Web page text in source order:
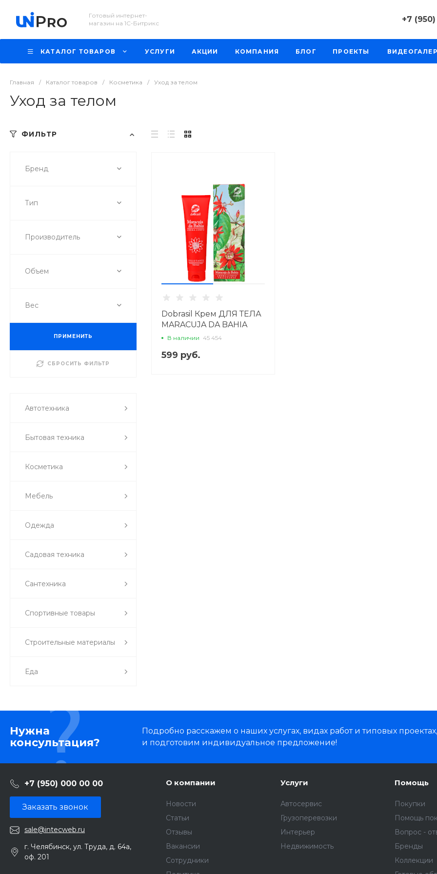
Готовый интернет-
магазин на 1С-Битрикс
+7
г.
КАТАЛОГ ТОВАРОВ УСЛУГИ АКЦИИ КОМПАНИЯ БЛОГ ПРОЕКТЫ
Главная / Каталог товаров / Косметика / Уход за телом
Уход за телом
ФИЛЬТР
Бренд
Тип
Производитель
Объем
Вес
ПРИМЕНИТЬ
СБРОСИТЬ ФИЛЬТР
Автотехника
Бытовая техника
Косметика
Мебель
Одежда
Садовая техника
Сантехника
Спортивные товары
Строительные материалы
Еда
Dobrasil Крем ДЛЯ ТЕЛА
MARACUJA DA BAHIA
В наличии 45 454
599 руб.
Нужна
консультация?
Подробно расскажем о наших услугах, видах работ и типовых
и подготовим индивидуальное предложение!
+7 (950) 000 00 00
Заказать звонок
sale@intecweb.ru
г. Челябинск, ул. Труда, д. 64а,
оф. 201
О компании
Новости
Статьи
Отзывы
Вакансии
Сотрудники
Услуги
Автосервис
Грузоперевозки
Интерьер
Недвижимость
Помощь
Покупки
Помощь
Вопрос -
Бренды
Коллекции